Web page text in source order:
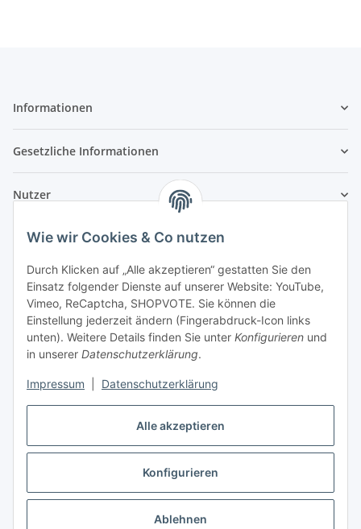
Alle akzeptieren
Konfigurieren
Ablehnen
Wie wir Cookies & Co nutzen
Durch Klicken auf „Alle akzeptieren“ gestatten Sie den
Einsatz folgender Dienste auf unserer Website: YouTube,
Vimeo, ReCaptcha, SHOPVOTE. Sie können die
Einstellung jederzeit ändern (Fingerabdruck-Icon links
unten). Weitere Details finden Sie unter Konfigurieren und
in unserer Datenschutzerklärung.
Impressum Datenschutzerklärung
Informationen
Gesetzliche Informationen
Nutzer